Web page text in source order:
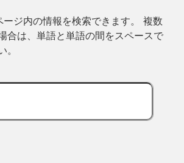
ージ内の情報を検索できます。 複数
合は、単語と単語の間をスペースで